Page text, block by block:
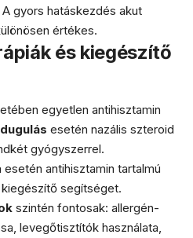
gyors hatáskezdés akut
értékes.
és kiegészítő
egyetlen antihisztamin
esetén nazális szteroid
gyógyszerrel.
antihisztamin tartalmú
segítséget.
szintén fontosak: allergén-
levegőtisztítók használata,